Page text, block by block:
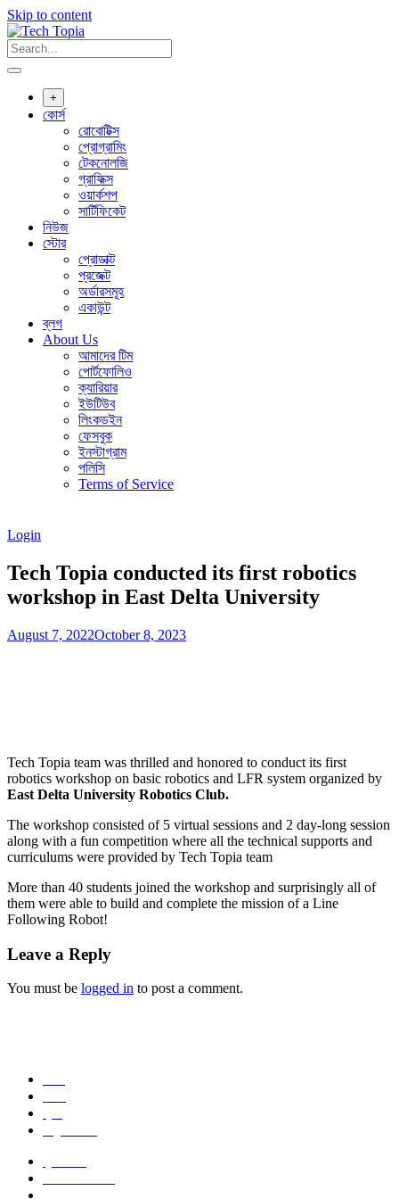
Skip to content
+
কোর্স
রোবোটিক্স
প্রোগ্রামিং
টেকনোলজি
গ্রাফিক্স
ওয়ার্কশপ
সার্টিফিকেট
নিউজ
স্টোর
প্রোডাক্ট
প্রজেক্ট
অর্ডারসমূহ
একাউন্ট
ব্লগ
About Us
আমাদের টিম
পোর্টফোলিও
ক্যারিয়ার
ইউটিউব
লিংকডইন
ফেসবুক
ইনস্টাগ্রাম
পলিসি
Terms of Service
Login
Tech Topia conducted its first robotics
workshop in East Delta University
August 7, 2022October 8, 2023
Tech Topia team was thrilled and honored to conduct its first
robotics workshop on basic robotics and LFR system organized by
East Delta University Robotics Club.
The workshop consisted of 5 virtual sessions and 2 day-long session
along with a fun competition where all the technical supports and
curriculums were provided by Tech Topia team
More than 40 students joined the workshop and surprisingly all of
them were able to build and complete the mission of a Line
Following Robot!
Leave a Reply
You must be logged in to post a comment.